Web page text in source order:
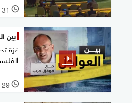
l 31 يوليو 2025
بين
غزة
l 29 يوليو 2025